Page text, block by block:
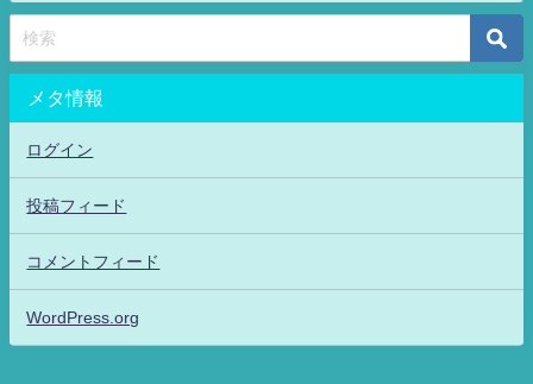
メタ情報
ログイン
投稿フィード
コメントフィード
WordPress.org